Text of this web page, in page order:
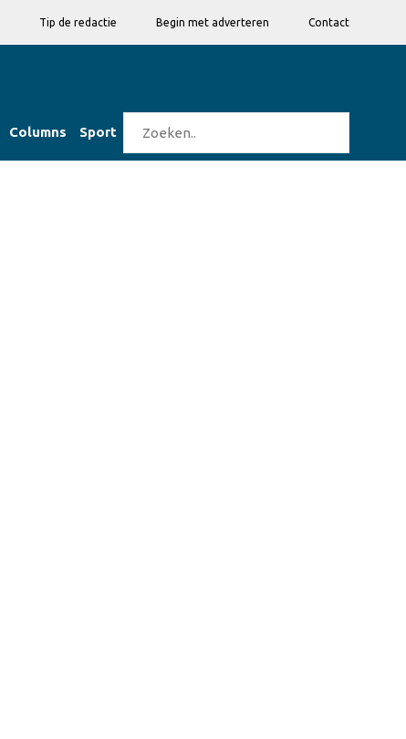
Tip de redactie Begin met adverteren Contact
Columns Sport